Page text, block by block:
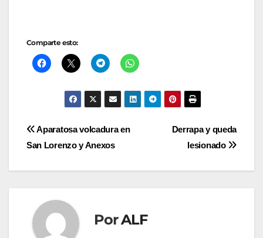
Comparte esto:
Navegación
Derrapa y queda
lesionado
Aparatosa volcadura en
San Lorenzo y Anexos
PorALF